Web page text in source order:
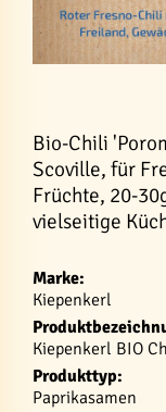
Bio-Chili
Scoville, für
Früchte, 20-
vielseitige
Marke:
Kiepenkerl
Kiepenkerl BIO
Produkttyp:
Paprikasamen